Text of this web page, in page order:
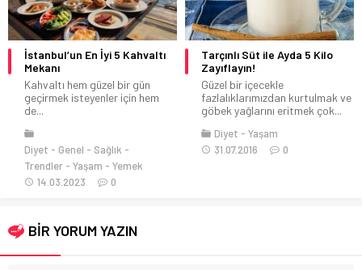
Tarçınlı Süt ile Ayda 5 Kilo
Zayıflayın!
Güzel bir içecekle
fazlalıklarımızdan kurtulmak ve
göbek yağlarını eritmek çok...
31.07.2016
0
Meyve Diyeti
Meyve Diyeti Yazın gelmesi ile
fazla kiloların problemleri de
iki...
Diyet
BİR YORUM YAZIN